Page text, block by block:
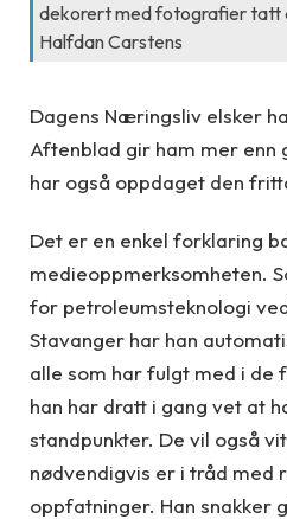
dekorert med fotografier tatt
Halfdan Carstens
Dagens Næringsliv elsker
Aftenblad gir ham mer enn
har også oppdaget den
Det er en enkel forklaring
medieoppmerksomheten.
for petroleumsteknologi
Stavanger har han
alle som har fulgt med i de
han har dratt i gang vet at
standpunkter. De vil også
nødvendigvis er i tråd med
oppfatninger. Han snakker